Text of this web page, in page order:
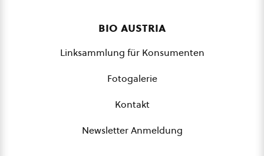
bio austria
Linksammlung für Konsumenten
Fotogalerie
Kontakt
Newsletter Anmeldung